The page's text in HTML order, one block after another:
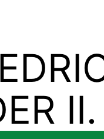
II.